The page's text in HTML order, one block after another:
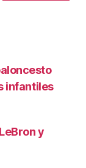
infantiles
y